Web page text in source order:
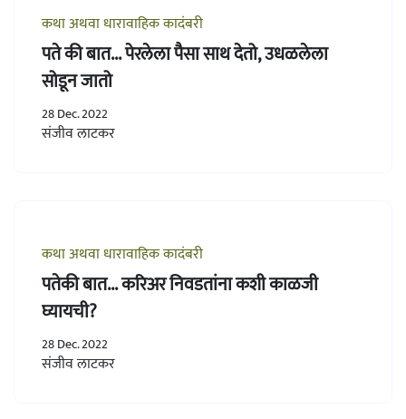
कथा अथवा धारावाहिक कादंबरी
पते की बात... पेरलेला पैसा साथ देतो, उधळलेला
सोडून जातो
28 Dec. 2022
संजीव लाटकर
कथा अथवा धारावाहिक कादंबरी
पतेकी बात... करिअर निवडतांना कशी काळजी
घ्यायची?
28 Dec. 2022
संजीव लाटकर